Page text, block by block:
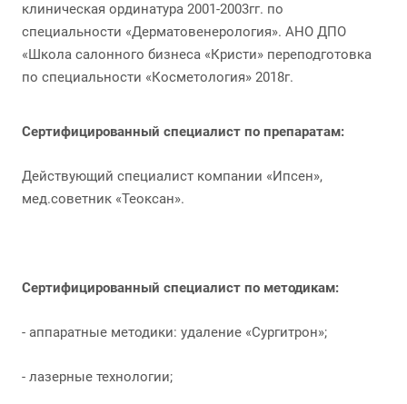
клиническая ординатура 2001-2003гг. по
специальности «Дерматовенерология». АНО ДПО
«Школа салонного бизнеса «Кристи» переподготовка
по специальности «Косметология» 2018г.
Сертифицированный специалист по препаратам:
Действующий специалист компании «Ипсен»,
мед.советник «Теоксан».
Сертифицированный специалист по методикам:
- аппаратные методики: удаление «Сургитрон»;
- лазерные технологии;